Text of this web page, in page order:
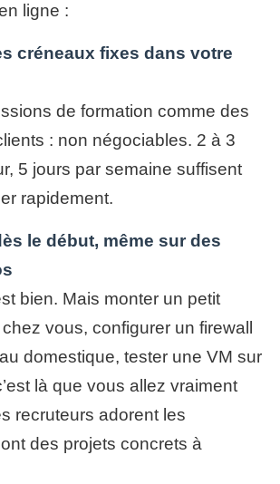
ligne :
créneaux fixes dans votre
de formation comme des
: non négociables. 2 à 3
5 jours par semaine suffisent
rapidement.
le début, même sur des
bien. Mais monter un petit
vous, configurer un firewall
domestique, tester une VM sur
là que vous allez vraiment
recruteurs adorent les
des projets concrets à